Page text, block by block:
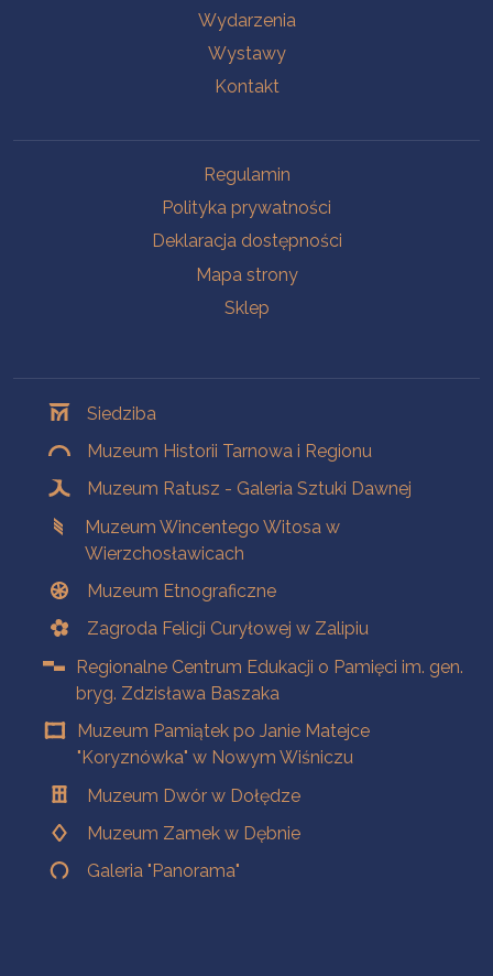
Wydarzenia
Wystawy
Kontakt
Regulamin
Polityka prywatności
Deklaracja dostępności
Mapa strony
Sklep
Siedziba
Muzeum Historii Tarnowa i Regionu
Muzeum Ratusz - Galeria Sztuki Dawnej
Muzeum Wincentego Witosa w
Wierzchosławicach
Muzeum Etnograficzne
Zagroda Felicji Curyłowej w Zalipiu
Regionalne Centrum Edukacji o Pamięci im. gen.
bryg. Zdzisława Baszaka
Muzeum Pamiątek po Janie Matejce
"Koryznówka" w Nowym Wiśniczu
Muzeum Dwór w Dołędze
Muzeum Zamek w Dębnie
Galeria "Panorama"